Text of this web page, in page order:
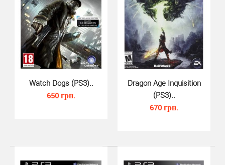
Saints Row The Third (PS3, русс..
530 грн.
Watch Dogs (PS3)..
650 грн.
Dragon Age Inquisition
(PS3)..
670 грн.